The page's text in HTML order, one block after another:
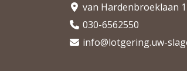
van Hardenbroeklaan
030-6562550
info@lotgering.uw-